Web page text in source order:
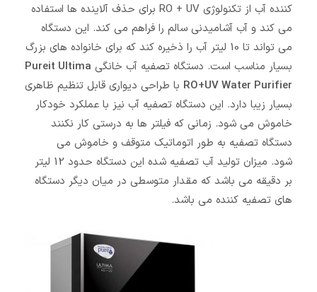
کننده آب از تکنولوژی RO + UV برای حذف آلاینده ها استفاده
می کند و آب آشامیدنی سالم را فراهم می کند. این دستگاه
می تواند تا 10 لیتر آب را ذخیره کند که برای خانواده های بزرگ
بسیار مناسب است. دستگاه تصفیه آب خانگی Pureit Ultima
RO+UV Water Purifier با طراحی دیواری قابل تنظیم ظاهری
بسیار زیبا دارد. این دستگاه تصفیه آب نیز با عملکرد خودکار
خاموش می شود. زمانی که فیلتر ها به درستی کار نکنند
دستگاه تصفیه به طور اتوماتیک متوقف و خاموش می
شود. میزان تولید آب تصفیه شده این دستگاه حدود 12 لیتر
بر دقیقه می باشد که مقدار متوسطی در میان دیگر دستگاه
های تصفیه کننده می باشد.